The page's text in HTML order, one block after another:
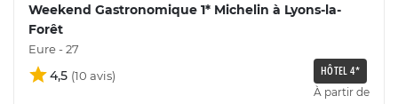
Weekend Gastronomique 1* Michelin à Lyons-la-
Forêt
Eure - 27
4,5 HÔTEL 4*
À partir de